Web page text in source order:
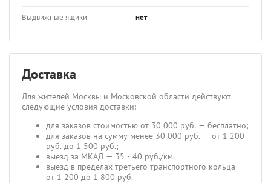
Выдвижные ящики нет
Доставка
Для жителей Москвы и Московской области действуют
следующие условия доставки:
для заказов стоимостью от 30 000 руб. — бесплатно;
для заказов на сумму менее 30 000 руб. — от 1 200
руб. до 1 500 руб.;
выезд за МКАД — 35 - 40 руб./км.
выезд в пределах третьего транспортного кольца —
от 1 200 до 1 800 руб.